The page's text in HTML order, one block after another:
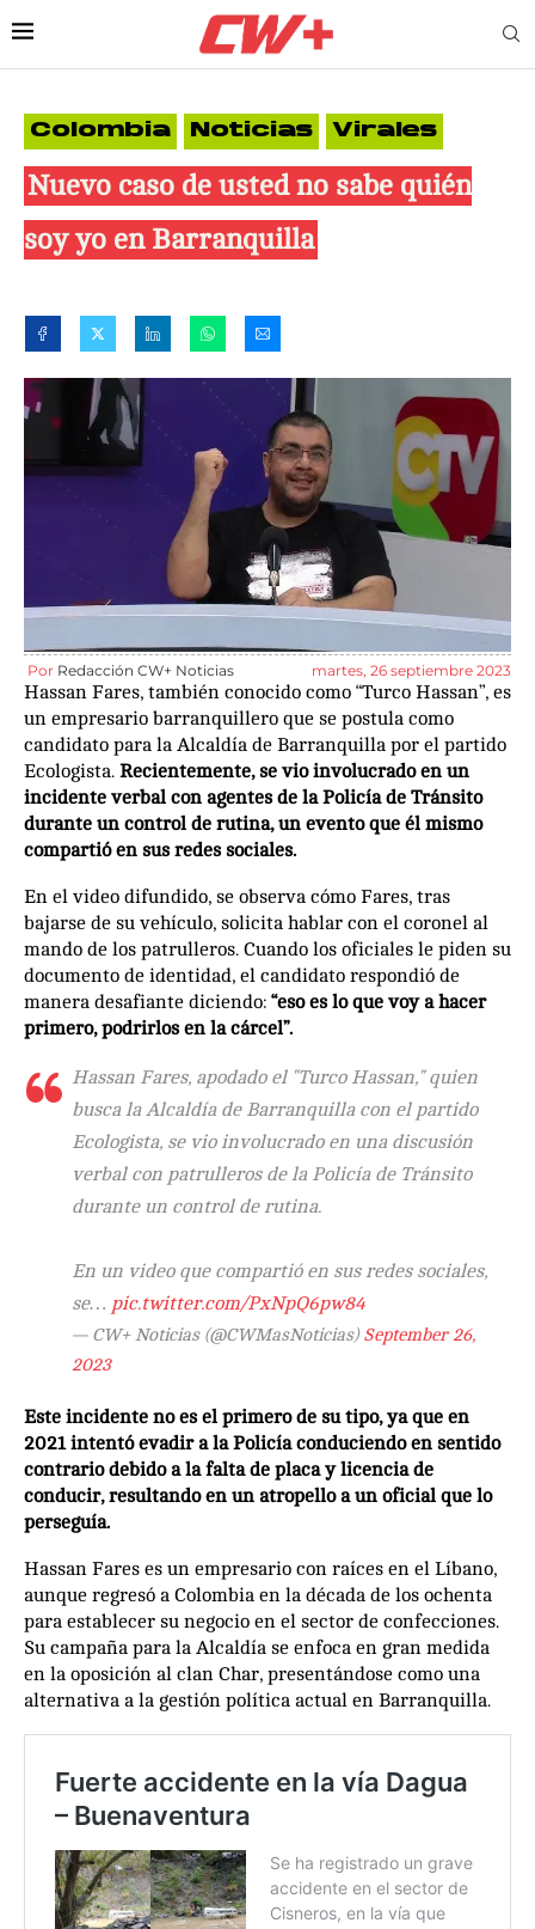
Colombia Noticias Virales
Nuevo caso de usted no sabe quién
soy yo en Barranquilla
Por Redacción CW+ Noticias martes, 26 septiembre 2023
Hassan Fares, también conocido como “Turco Hassan”, es
un empresario barranquillero que se postula como
candidato para la Alcaldía de Barranquilla por el partido
Ecologista. Recientemente, se vio involucrado en un
incidente verbal con agentes de la Policía de Tránsito
durante un control de rutina, un evento que él mismo
compartió en sus redes sociales.
En el video difundido, se observa cómo Fares, tras
bajarse de su vehículo, solicita hablar con el coronel al
mando de los patrulleros. Cuando los oficiales le piden su
documento de identidad, el candidato respondió de
manera desafiante diciendo: “eso es lo que voy a hacer
primero, podrirlos en la cárcel”.
Hassan Fares, apodado el "Turco Hassan," quien
busca la Alcaldía de Barranquilla con el partido
Ecologista, se vio involucrado en una discusión
verbal con patrulleros de la Policía de Tránsito
durante un control de rutina.
En un video que compartió en sus redes sociales,
se… pic.twitter.com/PxNpQ6pw84
— CW+ Noticias (@CWMasNoticias) September 26,
2023
Este incidente no es el primero de su tipo, ya que en
2021 intentó evadir a la Policía conduciendo en sentido
contrario debido a la falta de placa y licencia de
conducir, resultando en un atropello a un oficial que lo
perseguía.
Hassan Fares es un empresario con raíces en el Líbano,
aunque regresó a Colombia en la década de los ochenta
para establecer su negocio en el sector de confecciones.
Su campaña para la Alcaldía se enfoca en gran medida
en la oposición al clan Char, presentándose como una
alternativa a la gestión política actual en Barranquilla.